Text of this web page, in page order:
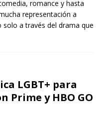
romance y hasta
representación a
a través del drama que
LGBT+ para
Prime y HBO GO